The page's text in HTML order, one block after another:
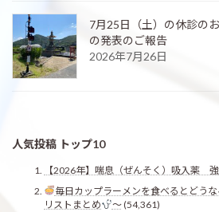
7月25日（土）の休診の
の発表のご報告
2026年7月26日
人気投稿 トップ10
【2026年】喘息（ぜんそく）吸入薬
毎日カップラーメンを食べるとどう
リストまとめ
〜(54,361)